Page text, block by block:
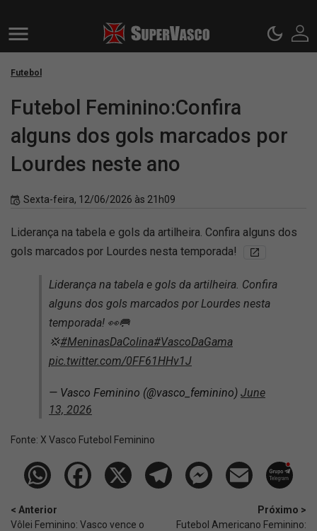
Futebol
Futebol Feminino:Confira
alguns dos gols marcados por
Lourdes neste ano
Sexta-feira, 12/06/2026 às 21h09
Liderança na tabela e gols da artilheira. Confira alguns dos
gols marcados por Lourdes nesta temporada!
Liderança na tabela e gols da artilheira. Confira
alguns dos gols marcados por Lourdes nesta
temporada! 👀🥅
💢#MeninasDaColina#VascoDaGama
pic.twitter.com/0FF61HHv1J
— Vasco Feminino (@vasco_feminino) June
13, 2026
Fonte: X Vasco Futebol Feminino
< Anterior
Vôlei Feminino: Vasco vence o
Próximo >
Futebol Americano Feminino: